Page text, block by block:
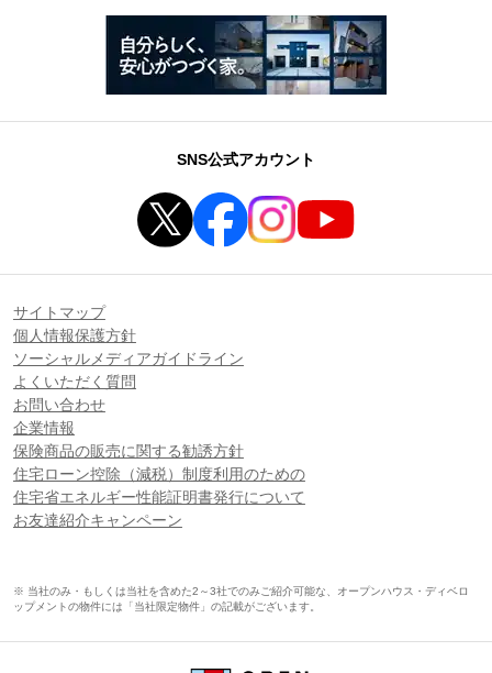
SNS公式アカウント
サイトマップ
個人情報保護方針
ソーシャルメディアガイドライン
よくいただく質問
お問い合わせ
企業情報
保険商品の販売に関する勧誘方針
住宅ローン控除（減税）制度利用のための
住宅省エネルギー性能証明書発行について
お友達紹介キャンペーン
※ 当社のみ・もしくは当社を含めた2～3社でのみご紹介可能な、オープンハウス・ディベロ
ップメントの物件には「当社限定物件」の記載がございます。